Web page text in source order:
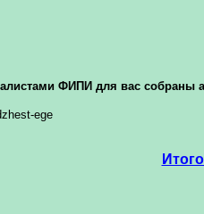
ФИПИ для вас собраны
ege